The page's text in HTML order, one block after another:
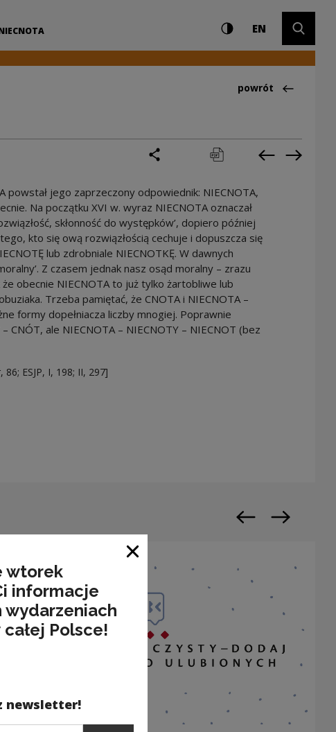
Kultury
Ustawienia iWysoki kontrast
ENCHANGE
Powrót
powrót
podziel się
drukuj pobierz Poprzednia
powstał jego zaprzeczony odpowiednik: NIECNOTA,
Na początku XVI w. wyraz NIECNOTA oznaczał
skłonność do występków’, dopiero później
kto się ową rozwiązłością cechuje i dopuszcza się
lub zdrobniale NIECNOTKĘ. W dawnych
Z czasem jednak nasz osąd moralny – zrazu
że obecnie NIECNOTA to już tylko żartobliwe lub
Trzeba pamiętać, że CNOTA i NIECNOTA –
formy dopełniacza liczby mnogiej. Poprawnie
CNÓT, ale NIECNOTA – NIECNOTY – NIECNOT (bez
86; ESJP, I, 198; II, 297]
w nowym oknie
Poprzedni slajd
Następny
Zamknij okno
wtorek
informacje
wydarzeniach
Polsce!
newsletter!